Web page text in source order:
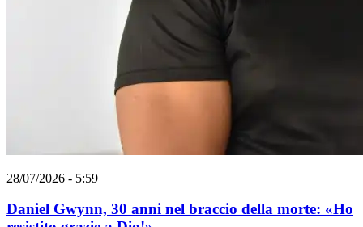
28/07/2026 - 5:59
Daniel Gwynn, 30 anni nel braccio della morte: «Ho